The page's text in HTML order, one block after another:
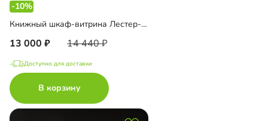
-10%
Книжный шкаф-витрина Лестер-5 с ящиками
13 000 14 440
Доступно для доставки
В корзину